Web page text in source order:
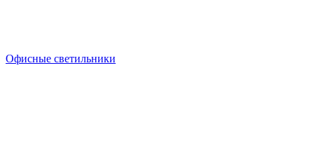
Офисные светильники